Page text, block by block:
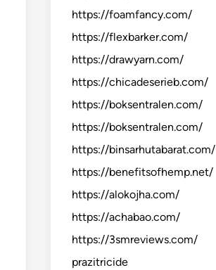
https://foamfancy.com/
https://flexbarker.com/
https://drawyarn.com/
https://chicadeserieb.com/
https://boksentralen.com/
https://boksentralen.com/
https://binsarhutabarat.com/
https://benefitsofhemp.net/
https://alokojha.com/
https://achabao.com/
https://3smreviews.com/
prazitricide